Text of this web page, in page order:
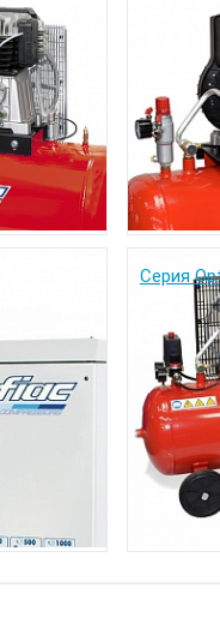
Серия